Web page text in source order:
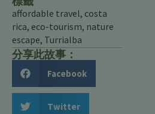
affordable travel, costa
rica, eco-tourism, nature
escape, Turrialba
分享此故事：
Facebook
Twitter